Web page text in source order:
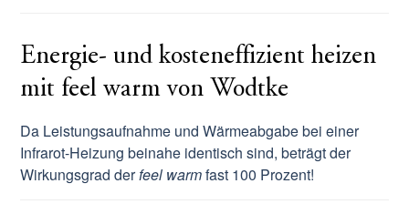
Energie- und kosteneffizient heizen
mit feel warm von Wodtke
Da Leistungsaufnahme und Wärmeabgabe bei einer
Infrarot-Heizung beinahe identisch sind, beträgt der
Wirkungsgrad derfeel warmfast 100 Prozent!